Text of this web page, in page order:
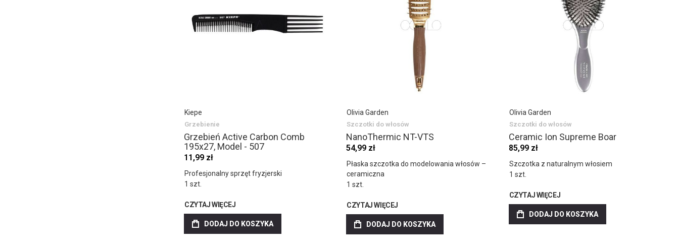
Kiepe
Grzebienie
Grzebień Active Carbon Comb
195x27, Model - 507
11,99 zł
Profesjonalny sprzęt fryzjerski
1 szt.
CZYTAJ WIĘCEJ
DODAJ DO KOSZYKA
Olivia Garden
Szczotki do włosów
NanoThermic NT-VTS
54,99 zł
Płaska szczotka do modelowania włosów –
ceramiczna
1 szt.
CZYTAJ WIĘCEJ
DODAJ DO KOSZYKA
Olivia Garden
Szczotki do włosów
Ceramic Ion Supreme Boar
85,99 zł
Szczotka z naturalnym włosiem
1 szt.
CZYTAJ WIĘCEJ
DODAJ DO KOSZYKA